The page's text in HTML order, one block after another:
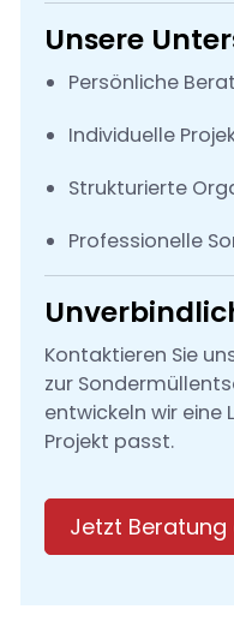
Unsere
Persönliche
Individuelle
Strukturierte
Professionelle
Kontaktieren Sie
zur
entwickeln wir eine
Projekt passt.
Jetzt